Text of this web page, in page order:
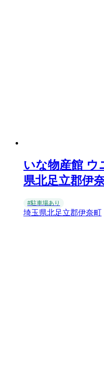
いな物産館 ウ
県北足立郡伊
#駐車場あり
埼玉県北足立郡伊奈町